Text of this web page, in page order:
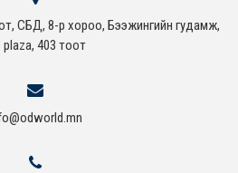
СБД, 8-р хороо, Бээжингийн гудамж,
plaza, 403 тоот